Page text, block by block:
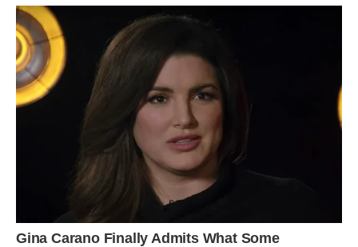
Одного разу сусідка Галина сказала:
— Ларисо, ти ж фактично друга мама.
Я тоді лише посміхнулася.